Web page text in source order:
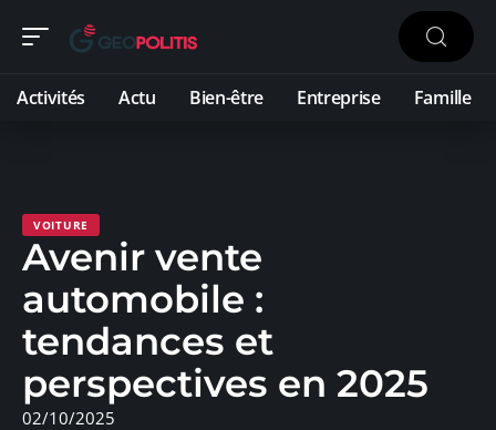
Activités Actu Bien-être Entreprise Famille
VOITURE
Avenir vente
automobile :
tendances et
perspectives en 2025
02/10/2025